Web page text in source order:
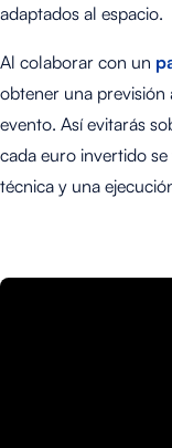
adaptados al espacio.
Al colaborar con un
obtener una previsión
evento. Así evitarás
cada euro invertido
técnica y una